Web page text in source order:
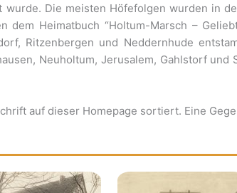
Die meisten Höfefolgen wurden in
dem Heimatbuch “Holtum-Marsch –
Ritzenbergen und Neddernhude
Neuholtum, Jerusalem, Gahlstorf
auf dieser Homepage sortiert. Eine